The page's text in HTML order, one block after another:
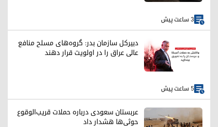
3 ساعت پیش
دبیرکل سازمان بدر: گروه‌های مسلح منافع
عالی عراق را در اولویت قرار دهند
5 ساعت پیش
عربستان سعودی درباره حملات قریب‌الوقوع
حوثی‌ها هشدار داد